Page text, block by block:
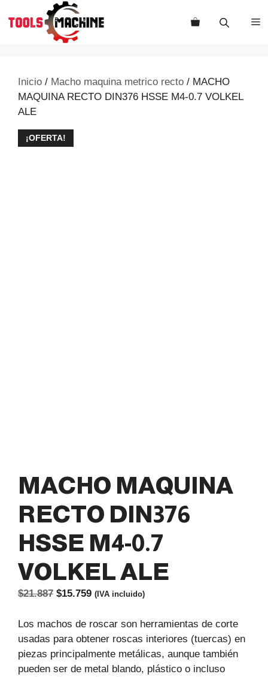
Inicio / Macho maquina metrico recto / MACHO
MAQUINA RECTO DIN376 HSSE M4-0.7 VOLKEL
ALE
¡OFERTA!
MACHO MAQUINA
RECTO DIN376
HSSE M4-0.7
VOLKEL ALE
$21.887 El
original
era:
$21.887.
$15.759El
actual
es:
$15.759.
(IVA incluido)
Los machos de roscar son herramientas de corte
usadas para obtener roscas interiores (tuercas) en
piezas principalmente metálicas, aunque también
pueden ser de metal blando, plástico o incluso